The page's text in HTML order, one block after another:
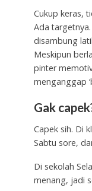
Cukup keras,
Ada
disambung
Meskipun
pinter
menganggap
Gak
Capek sih. Di
Sabtu sore,
Di sekolah
menang, jadi